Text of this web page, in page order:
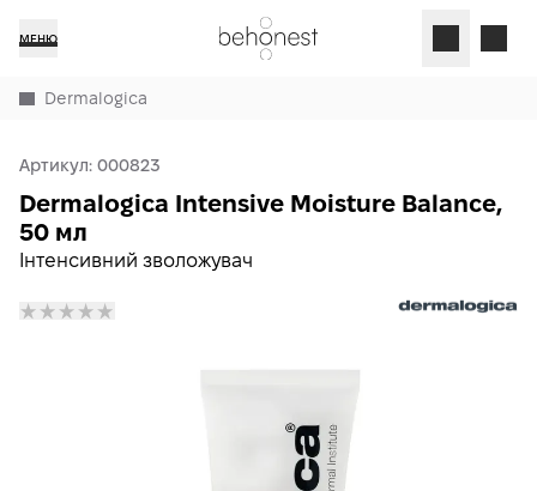
МЕНЮ
Dermalogica
Артикул: 000823
Інтенсивний зволожувач
Dermalogica Intensive Moisture Balance,
50 мл